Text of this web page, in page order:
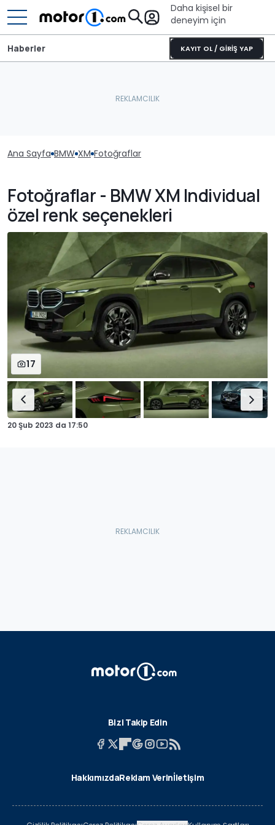
Daha kişisel bir
deneyim için
KAYIT OL / GİRİŞ YAP
Haberler
Ana Sayfa BMW XM Fotoğraflar
Fotoğraflar - BMW XM Individual
özel renk seçenekleri
17
20 Şub 2023 da 17:50
Bizi Takip Edin
HakkımızdaReklam Verinİletişim